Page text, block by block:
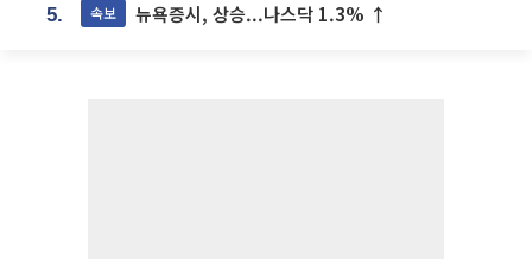
5. 속보 뉴욕증시, 상승...나스닥 1.3% ↑